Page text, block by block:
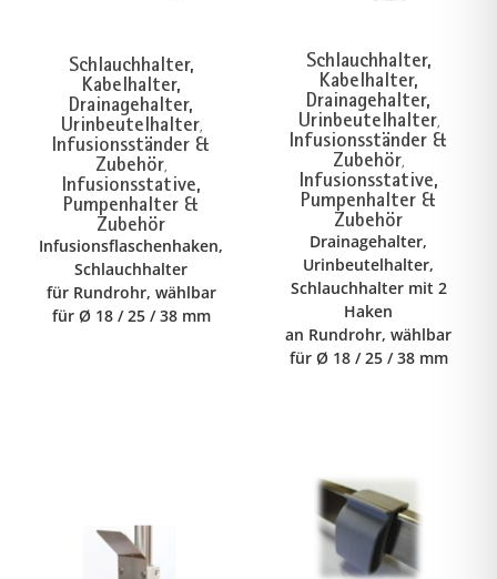
Schlauchhalter,
Kabelhalter,
Drainagehalter,
Urinbeutelhalter,
Infusionsständer &
Zubehör,
Infusionsstative,
Pumpenhalter &
Zubehör
Infusionsflaschenhaken,
Schlauchhalter
für Rundrohr, wählbar
für Ø 18 / 25 / 38 mm
Schlauchhalter,
Kabelhalter,
Drainagehalter,
Urinbeutelhalter,
Infusionsständer &
Zubehör,
Infusionsstative,
Pumpenhalter &
Zubehör
Drainagehalter,
Urinbeutelhalter,
Schlauchhalter mit 2
Haken
an Rundrohr, wählbar
für Ø 18 / 25 / 38 mm